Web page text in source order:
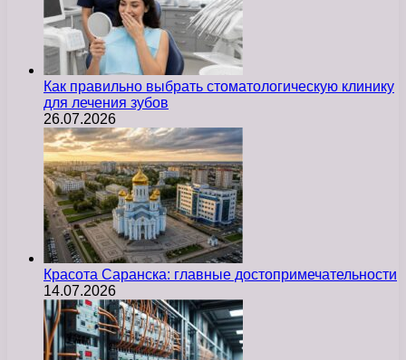
Как правильно выбрать стоматологическую клинику
для лечения зубов
26.07.2026
Красота Саранска: главные достопримечательности
14.07.2026